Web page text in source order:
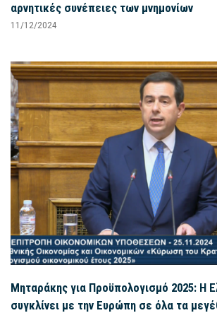
αρνητικές συνέπειες των μνημονίων
11/12/2024
Μηταράκης για Προϋπολογισμό 2025: Η
συγκλίνει με την Ευρώπη σε όλα τα